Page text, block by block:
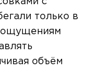
только в
ощущениям
объём